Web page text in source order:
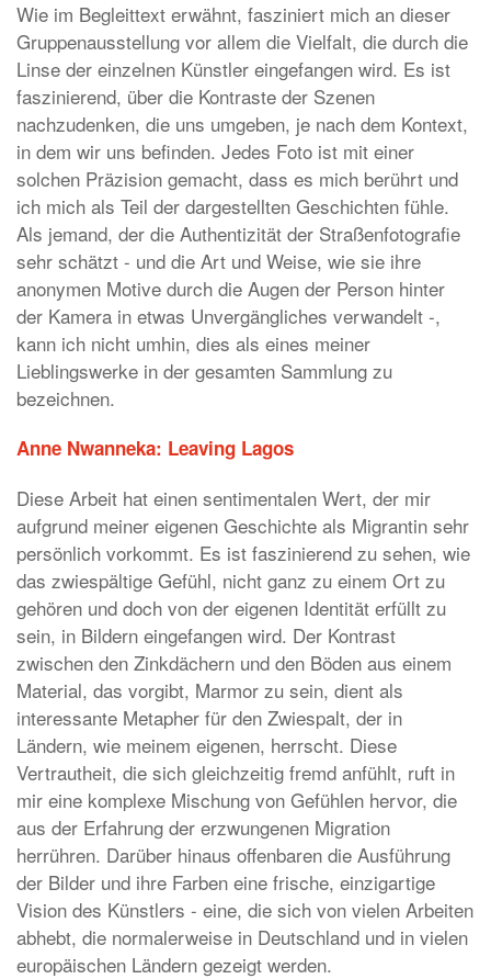
Wie im Begleittext erwähnt, fasziniert mich an dieser
Gruppenausstellung vor allem die Vielfalt, die durch die
Linse der einzelnen Künstler eingefangen wird. Es ist
faszinierend, über die Kontraste der Szenen
nachzudenken, die uns umgeben, je nach dem Kontext,
in dem wir uns befinden. Jedes Foto ist mit einer
solchen Präzision gemacht, dass es mich berührt und
ich mich als Teil der dargestellten Geschichten fühle.
Als jemand, der die Authentizität der Straßenfotografie
sehr schätzt - und die Art und Weise, wie sie ihre
anonymen Motive durch die Augen der Person hinter
der Kamera in etwas Unvergängliches verwandelt -,
kann ich nicht umhin, dies als eines meiner
Lieblingswerke in der gesamten Sammlung zu
bezeichnen.
Anne Nwanneka: Leaving Lagos
Diese Arbeit hat einen sentimentalen Wert, der mir
aufgrund meiner eigenen Geschichte als Migrantin sehr
persönlich vorkommt. Es ist faszinierend zu sehen, wie
das zwiespältige Gefühl, nicht ganz zu einem Ort zu
gehören und doch von der eigenen Identität erfüllt zu
sein, in Bildern eingefangen wird. Der Kontrast
zwischen den Zinkdächern und den Böden aus einem
Material, das vorgibt, Marmor zu sein, dient als
interessante Metapher für den Zwiespalt, der in
Ländern, wie meinem eigenen, herrscht. Diese
Vertrautheit, die sich gleichzeitig fremd anfühlt, ruft in
mir eine komplexe Mischung von Gefühlen hervor, die
aus der Erfahrung der erzwungenen Migration
herrühren. Darüber hinaus offenbaren die Ausführung
der Bilder und ihre Farben eine frische, einzigartige
Vision des Künstlers - eine, die sich von vielen Arbeiten
abhebt, die normalerweise in Deutschland und in vielen
europäischen Ländern gezeigt werden.